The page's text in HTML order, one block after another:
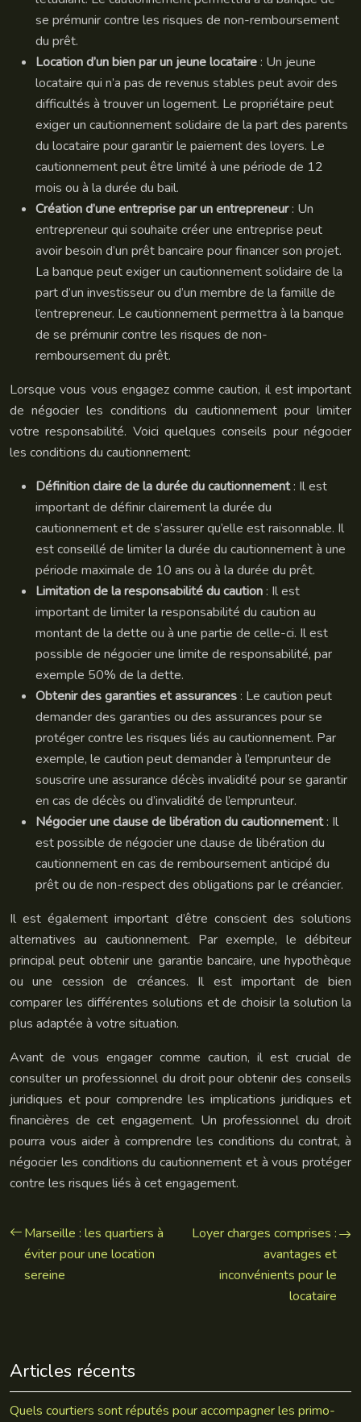
se prémunir contre les risques de non-remboursement
du prêt.
Location d’un bien par un jeune locataire : Un jeune
locataire qui n’a pas de revenus stables peut avoir des
difficultés à trouver un logement. Le propriétaire peut
exiger un cautionnement solidaire de la part des parents
du locataire pour garantir le paiement des loyers. Le
cautionnement peut être limité à une période de 12
mois ou à la durée du bail.
Création d’une entreprise par un entrepreneur: Un
entrepreneur qui souhaite créer une entreprise peut
avoir besoin d’un prêt bancaire pour financer son projet.
La banque peut exiger un cautionnement solidaire de la
part d’un investisseur ou d’un membre de la famille de
l’entrepreneur. Le cautionnement permettra à la banque
de se prémunir contre les risques de non-
remboursement du prêt.
Lorsque vous vous engagez comme caution, il est important
de négocier les conditions du cautionnement pour limiter
votre responsabilité. Voici quelques conseils pour négocier
les conditions du cautionnement:
Définition claire de la durée du cautionnement: Il est
important de définir clairement la durée du
cautionnement et de s’assurer qu’elle est raisonnable. Il
est conseillé de limiter la durée du cautionnement à une
période maximale de 10 ans ou à la durée du prêt.
Limitation de la responsabilité du caution : Il est
important de limiter la responsabilité du caution au
montant de la dette ou à une partie de celle-ci. Il est
possible de négocier une limite de responsabilité, par
exemple 50% de la dette.
Obtenir des garanties et assurances : Le caution peut
demander des garanties ou des assurances pour se
protéger contre les risques liés au cautionnement. Par
exemple, le caution peut demander à l’emprunteur de
souscrire une assurance décès invalidité pour se garantir
en cas de décès ou d’invalidité de l’emprunteur.
Négocier une clause de libération du cautionnement: Il
est possible de négocier une clause de libération du
cautionnement en cas de remboursement anticipé du
prêt ou de non-respect des obligations par le créancier.
Il est également important d’être conscient des solutions
alternatives au cautionnement. Par exemple, le débiteur
principal peut obtenir une garantie bancaire, une hypothèque
ou une cession de créances. Il est important de bien
comparer les différentes solutions et de choisir la solution la
plus adaptée à votre situation.
Avant de vous engager comme caution, il est crucial de
consulter un professionnel du droit pour obtenir des conseils
juridiques et pour comprendre les implications juridiques et
financières de cet engagement. Un professionnel du droit
pourra vous aider à comprendre les conditions du contrat, à
négocier les conditions du cautionnement et à vous protéger
contre les risques liés à cet engagement.
Marseille : les quartiers à
éviter pour une location
sereine
Loyer charges comprises :
avantages et
inconvénients pour le
locataire
Articles récents
Quels courtiers sont réputés pour accompagner les primo-